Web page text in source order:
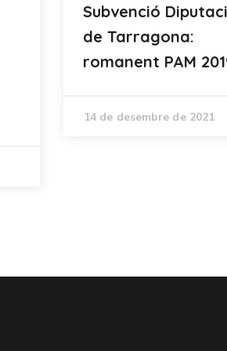
Subvenció
de Tarragona:
romanent PAM
14 de desembre de 2021